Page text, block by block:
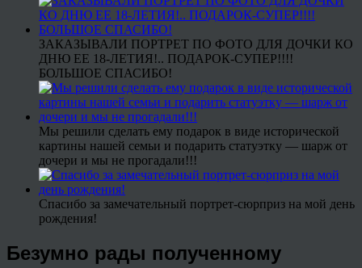
ЗАКАЗЫВАЛИ ПОРТРЕТ ПО ФОТО ДЛЯ ДОЧКИ КО
ДНЮ ЕЕ 18-ЛЕТИЯ!.. ПОДАРОК-СУПЕР!!!!
БОЛЬШОЕ СПАСИБО!
Мы решили сделать ему подарок в виде исторической
картины нашей семьи и подарить статуэтку — шарж от
дочери и мы не прогадали!!!
Спасибо за замечательный портрет-сюрприз на мой день
рождения!
Безумно рады полученному